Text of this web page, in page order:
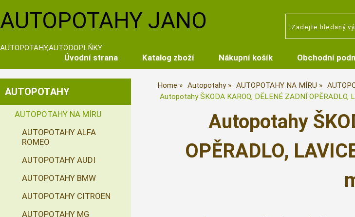
AUTOPOTAHY JANO
AUTOPOTAHY,AUTODOPLŇKY
Úvodní strana Katalog zboží Nákupní košík Obchodní
Home Autopotahy AUTOPOTAHY NA MÍRU
Autopotahy ŠKODA KAROQ, DĚLENÉ ZADNÍ OPĚRADLO,
Autopotahy
OPĚRADLO,
AUTOPOTAHY
AUTOPOTAHY NA MÍRU
AUTOPOTAHY ALFA
ROMEO
AUTOPOTAHY AUDI
AUTOPOTAHY BMW
AUTOPOTAHY CITROEN
AUTOPOTAHY MG